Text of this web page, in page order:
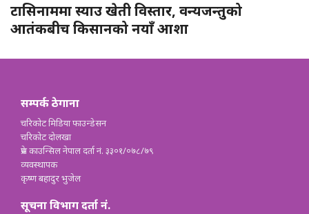
टासिनाममा स्याउ खेती विस्तार, वन्यजन्तुको
आतंकबीच किसानको नयाँ आशा
सम्पर्क ठेगाना
चरिकोट मिडिया फाउन्डेसन
चरिकोट दोलखा
प्रेस काउन्सिल नेपाल दर्ता नं. ३३०१/०७८/७९
व्यवस्थापक
कृष्ण बहादुर भुजेल
सूचना विभाग दर्ता नं.